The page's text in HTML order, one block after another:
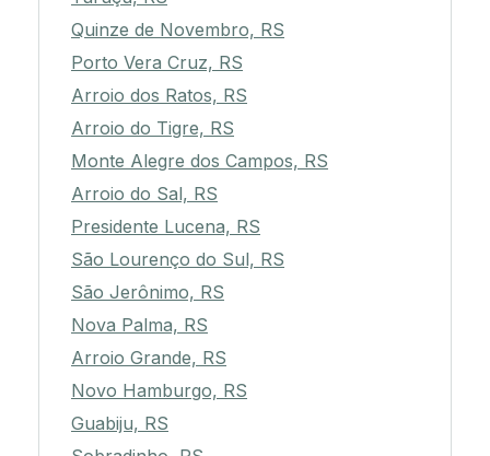
Quinze de Novembro, RS
Porto Vera Cruz, RS
Arroio dos Ratos, RS
Arroio do Tigre, RS
Monte Alegre dos Campos, RS
Arroio do Sal, RS
Presidente Lucena, RS
São Lourenço do Sul, RS
São Jerônimo, RS
Nova Palma, RS
Arroio Grande, RS
Novo Hamburgo, RS
Guabiju, RS